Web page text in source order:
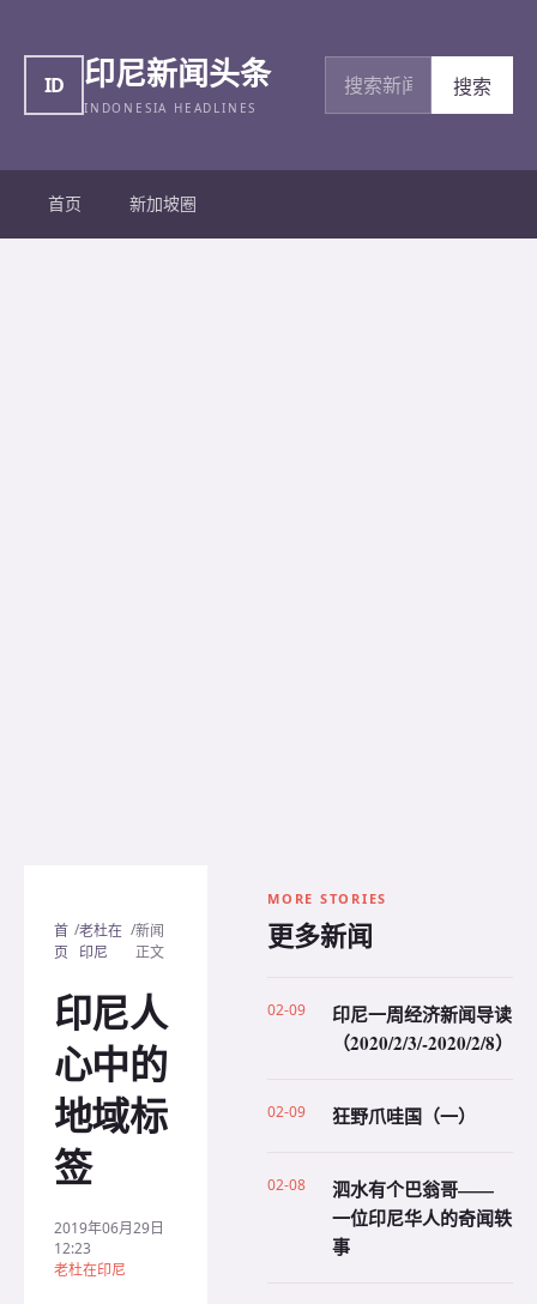
ID 印尼新闻头条
INDONESIA HEADLINES
搜索新闻
搜索
首页 新加坡圈
首
页
/老杜在
印尼
/新闻
正文
印尼人
心中的
地域标
签
2019年06月29日
12:23
老杜在印尼
MORE STORIES
更多新闻
02-09
印尼一周经济新闻导读
（2020/2/3/-2020/2/8）
02-09 狂野爪哇国（一）
02-08
泗水有个巴翁哥——
一位印尼华人的奇闻轶
事